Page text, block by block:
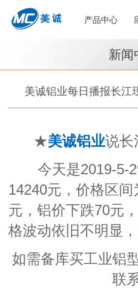
产品中心
新闻
美诚铝业每日播报长江
★美诚铝业说
今天是2019-5-
14240元，价格区间
元，铝价下跌70元 ，
格波动依旧不明显
如需备库买工业铝
联